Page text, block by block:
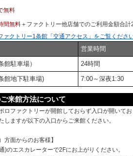
無料
間無料 ＋ファクトリー他店舗でのご利用金額合
ァクトリー1条館「交通アクセス」をご覧ください
営業時間
館駐車場） 24時間
館地下駐車場) 7:00～深夜1:30
来館方法について
ロファクトリーが開館しておらず入口が開いてお
しますが以下の入口からご来館ください。
方面からのお客様】
)のエスカレーターで2Fにお上がりください。